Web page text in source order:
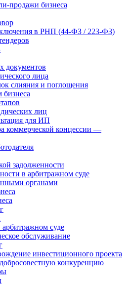
продажи бизнеса
в РНП (44-ФЗ / 223-ФЗ)
документов
лица
слияния и поглощения
лиц
для ИП
коммерческой концессии —
задолженности
в арбитражном суде
органами
арбитражном суде
обслуживание
инвестиционного проекта
конкуренцию